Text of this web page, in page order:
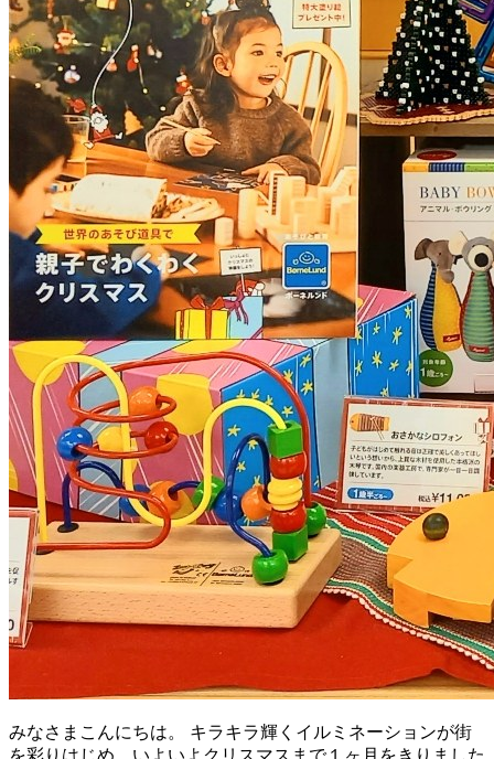
みなさまこんにちは。 キラキラ輝くイルミネーションが街